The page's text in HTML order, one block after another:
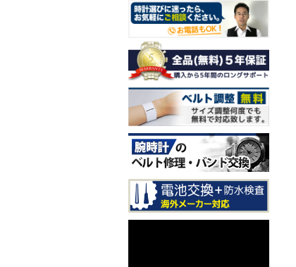
80H ACT Line 光発電エコ・
ドライブ GPS衛星電波時計
限定モデル 世界限定1,800
本 メンズモデル 入荷しまし
た！
CITIZEN ATTESA CC4078-
51E ACT Line LIGHT in BL
ACK Eco-Drive 50th Anniver
sary Edition メンズモデル
入荷しました！
CITIZEN EXCEED CB1147-
61E LIGHT in BLACK Eco-
Drive 50th Anniversary Editi
on メンズモデル 入荷しま
した！
CITIZEN ATTESA AT8384-5